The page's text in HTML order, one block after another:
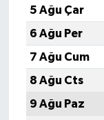
5 Ağu Çar
6 Ağu Per
7 Ağu Cum
8 Ağu Cts
9 Ağu Paz